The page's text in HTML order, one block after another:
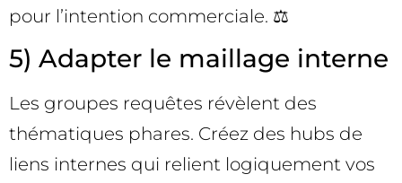
pour l’intention commerciale. ⚖️
5) Adapter le maillage interne
Les groupes requêtes révèlent des
thématiques phares. Créez des hubs de
liens internes qui relient logiquement vos